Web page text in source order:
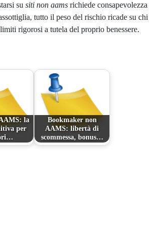
su siti non aams richiede consapevolezza
tutto il peso del rischio ricade su chi
rigorosi a tutela del proprio benessere.
la
per
Bookmaker non
AAMS: libertà di
scommessa, bonus…